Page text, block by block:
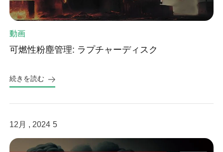
動画
可燃性粉塵管理: ラプチャーディスク
続きを読む
12月 , 2024 5